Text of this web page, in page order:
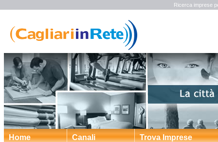
Ricerca imprese
Home Canali Trova Imprese